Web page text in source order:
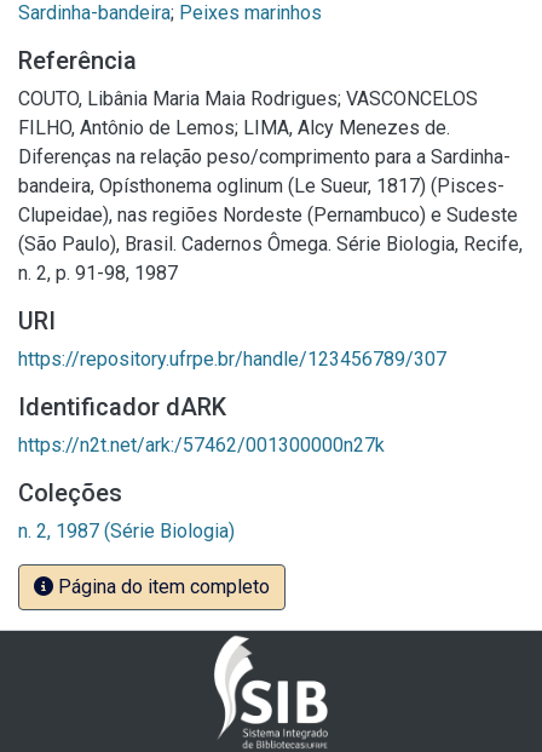
Sardinha-bandeira; Peixes marinhos
Referência
COUTO, Libânia Maria Maia Rodrigues; VASCONCELOS
FILHO, Antônio de Lemos; LIMA, Alcy Menezes de.
Diferenças na relação peso/comprimento para a Sardinha-
bandeira, Opísthonema oglinum (Le Sueur, 1817) (Pisces-
Clupeidae), nas regiões Nordeste (Pernambuco) e Sudeste
(São Paulo), Brasil. Cadernos Ômega. Série Biologia, Recife,
n. 2, p. 91-98, 1987
URI
https://repository.ufrpe.br/handle/123456789/307
Identificador dARK
https://n2t.net/ark:/57462/001300000n27k
Coleções
n. 2, 1987 (Série Biologia)
Página do item completo